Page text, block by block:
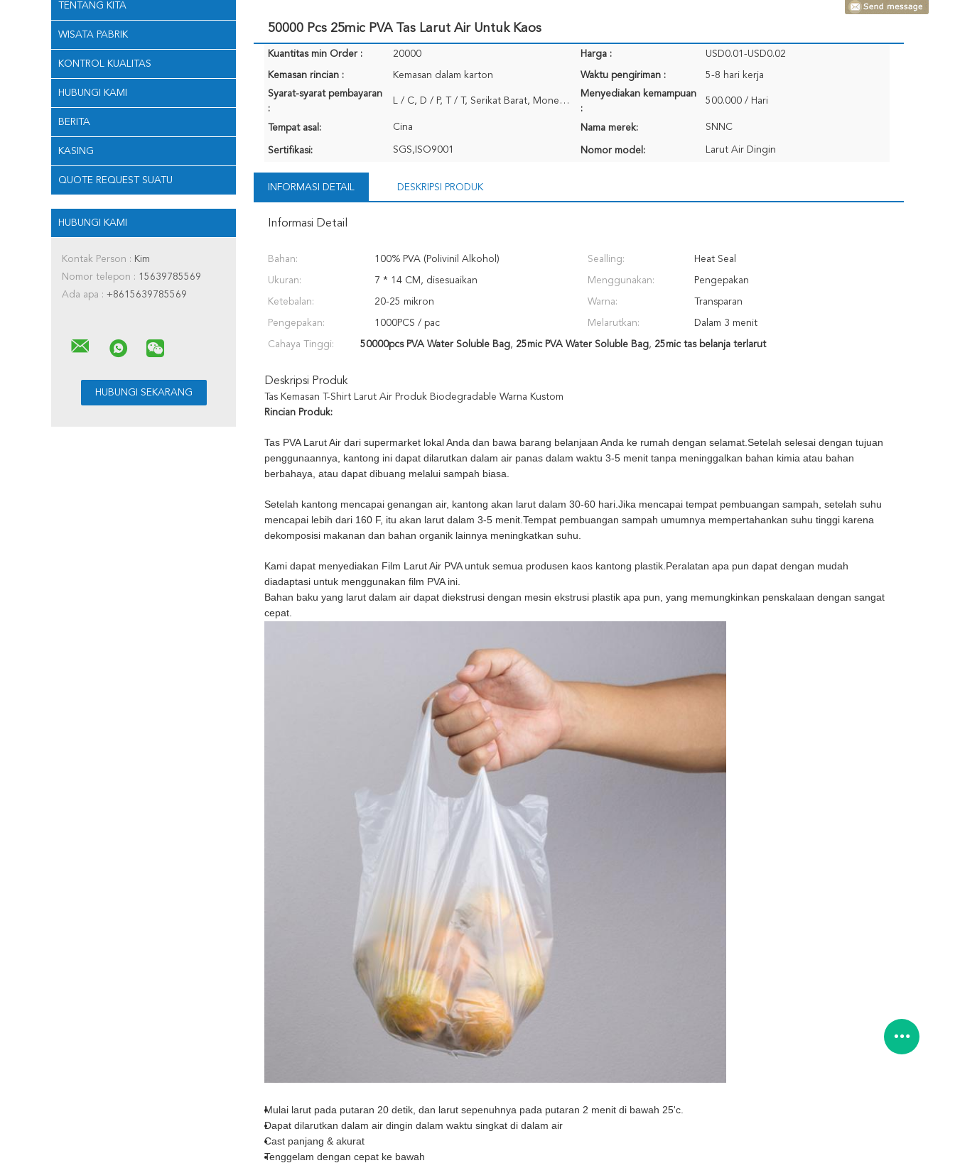
TENTANG KITA
WISATA PABRIK
KONTROL KUALITAS
HUBUNGI KAMI
BERITA
KASING
QUOTE REQUEST SUATU
HUBUNGI KAMI
Kontak Person : Kim
Nomor telepon : 15639785569
Ada apa : +8615639785569
50000 Pcs 25mic PVA Tas Larut Air Untuk Kaos
Kuantitas min Order : 20000 Harga : USD0.01-USD0.02
Kemasan rincian : Kemasan dalam karton Waktu pengiriman :
5-8 hari kerja
Syarat-syarat pembayaran
:
L / C, D / P, T / T, Serikat Barat, MoneyGram
Menyediakan kemampuan
:
500.000 / Hari
Tempat asal: Cina Nama merek: SNNC
Sertifikasi: SGS,ISO9001 Nomor model: Larut Air Dingin
INFORMASI DETAIL DESKRIPSI PRODUK
Informasi Detail
Bahan: 100% PVA (Polivinil Alkohol) Sealling: Heat Seal
Ukuran: 7 * 14 CM, disesuaikan Menggunakan: Pengepakan
Ketebalan: 20-25 mikron Warna: Transparan
Pengepakan: 1000PCS / pac Melarutkan: Dalam 3 menit
Cahaya Tinggi: 50000pcs PVA Water Soluble Bag, 25mic PVA Water Soluble Bag, 25mic tas belanja terlarut
Deskripsi Produk
Tas Kemasan T-Shirt Larut Air Produk Biodegradable Warna Kustom
Rincian Produk:
Tas PVA Larut Air dari supermarket lokal Anda dan bawa barang belanjaan Anda ke rumah dengan selamat.Setelah selesai dengan tujuan
penggunaannya, kantong ini dapat dilarutkan dalam air panas dalam waktu 3-5 menit tanpa meninggalkan bahan kimia atau bahan
berbahaya, atau dapat dibuang melalui sampah biasa.
Setelah kantong mencapai genangan air, kantong akan larut dalam 30-60 hari.Jika mencapai tempat pembuangan sampah, setelah suhu
mencapai lebih dari 160 F, itu akan larut dalam 3-5 menit.Tempat pembuangan sampah umumnya mempertahankan suhu tinggi karena
dekomposisi makanan dan bahan organik lainnya meningkatkan suhu.
Kami dapat menyediakan Film Larut Air PVA untuk semua produsen kaos kantong plastik.Peralatan apa pun dapat dengan mudah
diadaptasi untuk menggunakan film PVA ini.
Bahan baku yang larut dalam air dapat diekstrusi dengan mesin ekstrusi plastik apa pun, yang memungkinkan penskalaan dengan sangat
cepat.
Mulai larut pada putaran 20 detik, dan larut sepenuhnya pada putaran 2 menit di bawah 25'c.
Dapat dilarutkan dalam air dingin dalam waktu singkat di dalam air
Cast panjang & akurat
Tenggelam dengan cepat ke bawah